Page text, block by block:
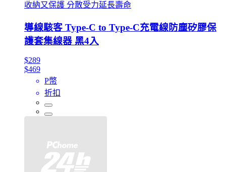
收納又保護 分散受力延長壽命
導線駭客 Type-C to Type-C充電線防塵矽膠保
護套集線器 黑4入
$289
$469
P幣
折扣